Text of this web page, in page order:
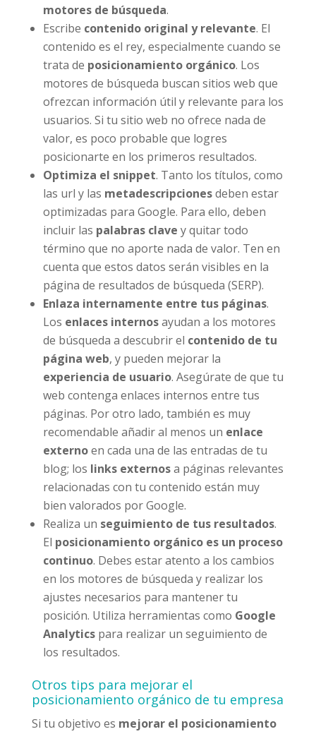
motores de búsqueda.
Escribe contenido original y relevante. El
contenido es el rey, especialmente cuando se
trata de posicionamiento orgánico. Los
motores de búsqueda buscan sitios web que
ofrezcan información útil y relevante para los
usuarios. Si tu sitio web no ofrece nada de
valor, es poco probable que logres
posicionarte en los primeros resultados.
Optimiza el snippet. Tanto los títulos, como
las url y las metadescripcionesdeben estar
optimizadas para Google. Para ello, deben
incluir las palabras clave y quitar todo
término que no aporte nada de valor. Ten en
cuenta que estos datos serán visibles en la
página de resultados de búsqueda (SERP).
Enlaza internamente entre tus páginas.
Los enlaces internosayudan a los motores
de búsqueda a descubrir el contenido de tu
página web, y pueden mejorar la
experiencia de usuario. Asegúrate de que tu
web contenga enlaces internos entre tus
páginas. Por otro lado, también es muy
recomendable añadir al menos un enlace
externoen cada una de las entradas de tu
blog; los links externosa páginas relevantes
relacionadas con tu contenido están muy
bien valorados por Google.
Realiza un seguimiento de tus resultados.
El posicionamiento orgánico es un proceso
continuo. Debes estar atento a los cambios
en los motores de búsqueda y realizar los
ajustes necesarios para mantener tu
posición. Utiliza herramientas como Google
Analyticspara realizar un seguimiento de
los resultados.
Otros tips para mejorar el
posicionamiento orgánico de tu empresa
Si tu objetivo es mejorar el posicionamiento